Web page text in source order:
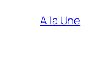
A la Une